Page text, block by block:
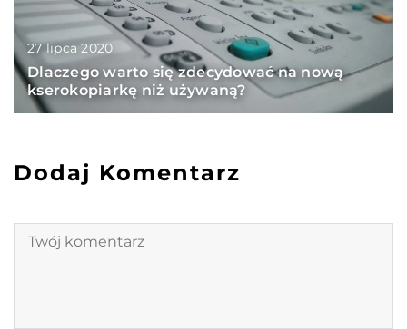
27 lipca 2020
Dlaczego warto się zdecydować na nową
kserokopiarkę niż używaną?
Dodaj Komentarz